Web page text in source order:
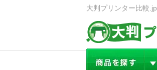
大判プリンター比較.jp